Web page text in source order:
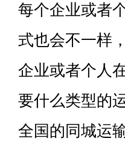
每个企业或者
式也会不一样
企业或者个人
要什么类型的
全国的同城运